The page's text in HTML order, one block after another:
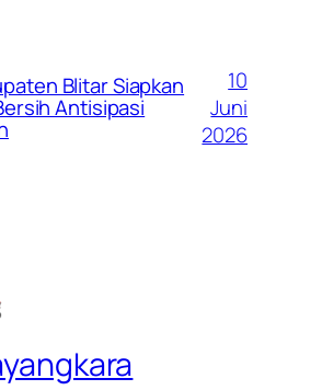
Blitar Siapkan
Antisipasi
10
Juni
2026